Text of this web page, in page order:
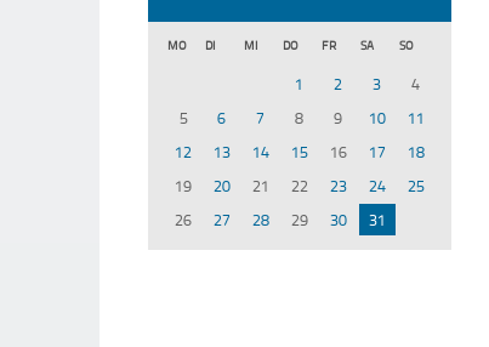
MO DI MI DO FR SA SO
1 2 3
4
5
6 7 8 9 10
11
12
13 14 15 16 17
18
19
20 21 22 23 24
25
26
27 28 29 30 31